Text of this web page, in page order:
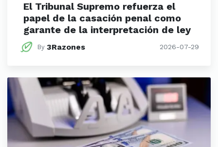
El Tribunal Supremo refuerza el
papel de la casación penal como
garante de la interpretación de ley
By 3Razones 2026-07-29